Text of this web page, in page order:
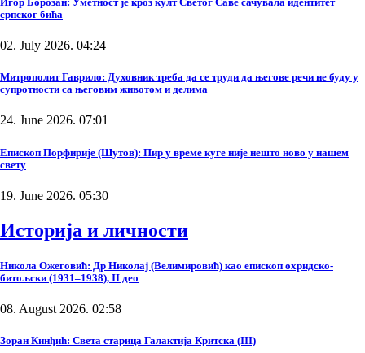
српског бића
02. July 2026. 04:24
Митрополит Гаврило: Духовник треба да се труди да његове речи не буду у
супротности са његовим животом и делима
24. June 2026. 07:01
Епископ Порфирије (Шутов): Пир у време куге није нешто ново у нашем
свету
19. June 2026. 05:30
Историја и личности
Никола Ожеговић: Др Николај (Велимировић) као епископ охридско-
битољски (1931–1938), II део
08. August 2026. 02:58
Зоран Кинђић: Света старица Галактија Критска (III)